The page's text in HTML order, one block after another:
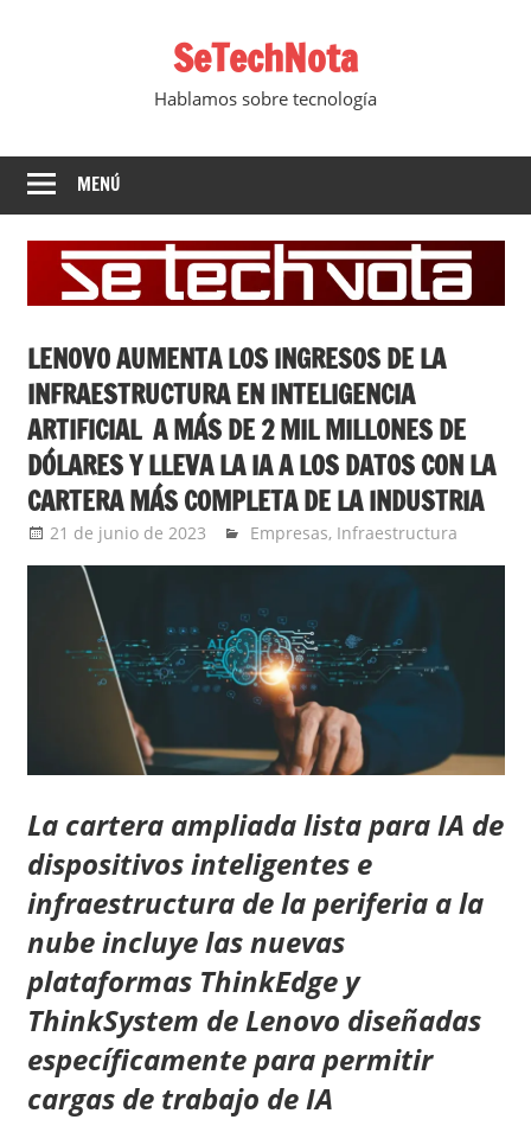
SeTechNota
Hablamos sobre tecnología
MENÚ
LENOVO AUMENTA LOS INGRESOS DE LA
INFRAESTRUCTURA EN INTELIGENCIA
ARTIFICIAL A MÁS DE 2 MIL MILLONES DE
DÓLARES Y LLEVA LA IA A LOS DATOS CON LA
CARTERA MÁS COMPLETA DE LA INDUSTRIA
21 de junio de 2023 Ernesto Herrera
Empresas, Infraestructura
La cartera ampliada lista para IA de
dispositivos inteligentes e
infraestructura de la periferia a la
nube incluye las nuevas
plataformas ThinkEdge y
ThinkSystem de Lenovo diseñadas
específicamente para permitir
cargas de trabajo de IA